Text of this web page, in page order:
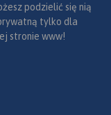
podzielić się nią
tylko dla
stronie www!